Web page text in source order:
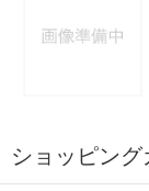
ショッピング